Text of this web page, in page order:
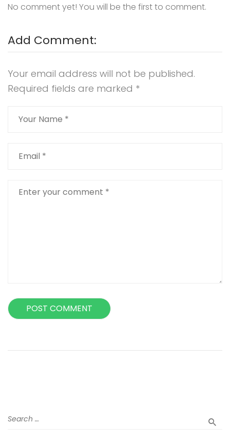
No comment yet! You will be the first to comment.
Add Comment:
Your email address will not be published.
Required fields are marked *